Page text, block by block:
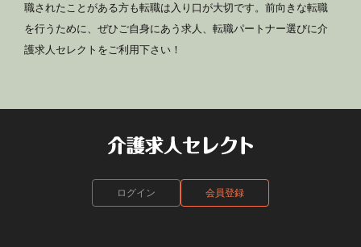
職されたことがある方も転職は入り口が大切です。前向きな転職
を行うために、ぜひご自身にあう求人、転職パートナー選びに介
護求人セレクトをご利用下さい！
ログイン 会員登録